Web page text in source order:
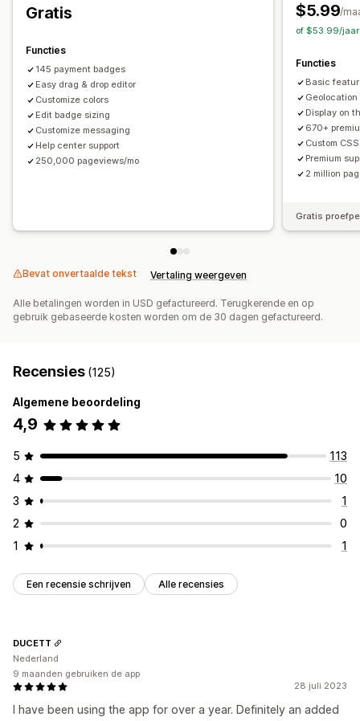
Tooltips
Bestanden uploaden
Apparaatspecifiek Planning
Pictogrampositie
Handmatige positionering
Automatische positionering
Aankondigingsbalk
Pagina´s op maat
Winkelwagenpagina
Checkoutpagina Collectiepagina's
Koptekst
Gratis
Functies
145 payment badges
Easy drag & drop editor
Customize colors
Edit badge sizing
Customize messaging
Help center support
250,000 pageviews/mo
$5.99/
of $53.99/jaar
Functies
Basic
Display on
670+
Custom CSS
Premium
2 million
Gratis
Bevat onvertaalde tekst Vertaling weergeven
Alle betalingen worden in USD gefactureerd. Terugkerende en op
gebruik gebaseerde kosten worden om de 30 dagen gefactureerd.
Recensies (125)
Algemene beoordeling
4,9
5
113
4
10
3
1
2
0
1
1
Een recensie schrijven Alle recensies
28 juli 2023
I have been using the app for over a year. Definitely an added
DUCETT
Nederland
9 maanden gebruiken de app